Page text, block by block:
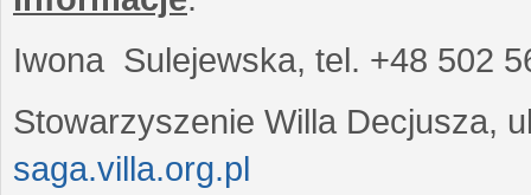
Iwona Sulejewska, tel. +48 502
Stowarzyszenie Willa Decjusza,
saga.villa.org.pl